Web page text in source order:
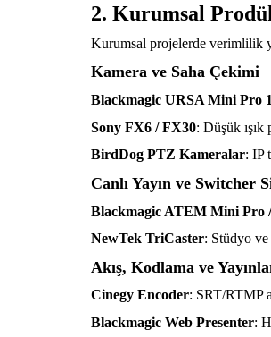
2. Kurumsal
Kurumsal projelerde verimlilik
Kamera ve Saha Çekimi
Blackmagic URSA Mini Pro
Sony FX6 / FX30: Düşük ışık
BirdDog PTZ Kameralar: IP
Canlı Yayın ve Switcher
Blackmagic ATEM Mini Pro
NewTek TriCaster: Stüdyo ve
Akış, Kodlama ve
Cinegy Encoder: SRT/RTMP
Blackmagic Web Presenter: